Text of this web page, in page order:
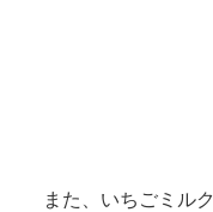
また、いちごミル